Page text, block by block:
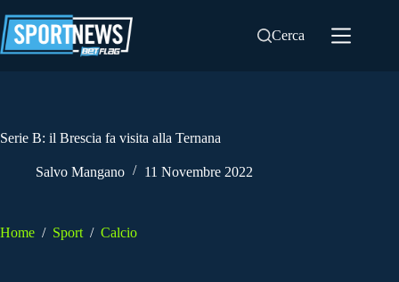
al
contenuto
Cerca
Serie B: il Brescia fa visita alla Ternana
Salvo Mangano 11 Novembre 2022
Home / Sport / Calcio